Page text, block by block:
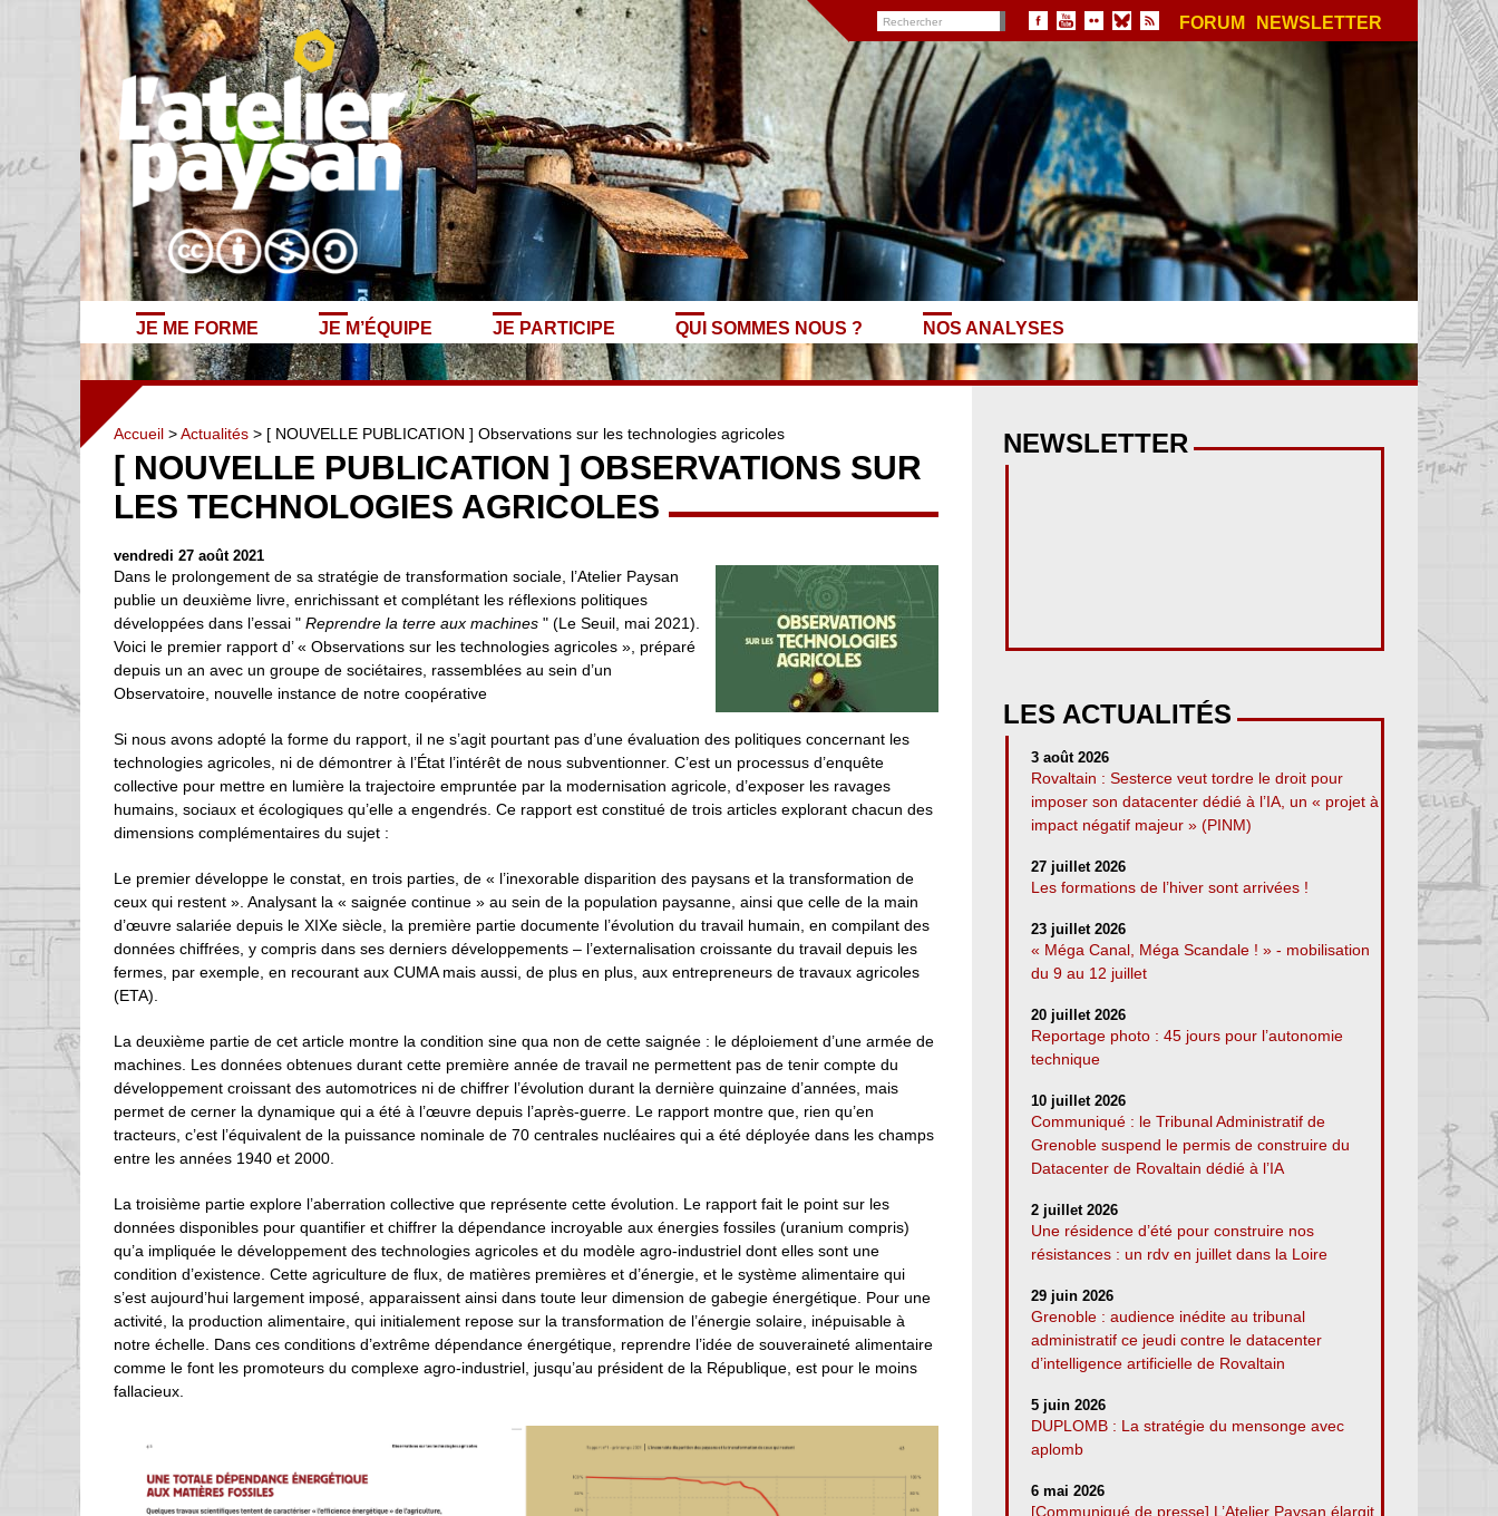
FORUM NEWSLETTER
JE ME FORME JE M’ÉQUIPE JE PARTICIPE QUI SOMMES NOUS ? NOS ANALYSES
Accueil >Actualités > [ NOUVELLE PUBLICATION ] Observations sur les technologies agricoles
[ NOUVELLE PUBLICATION ] OBSERVATIONS SUR
LES TECHNOLOGIES AGRICOLES
vendredi 27 août 2021
Dans le prolongement de sa stratégie de transformation sociale, l’Atelier Paysan
publie un deuxième livre, enrichissant et complétant les réflexions politiques
développées dans l’essai " Reprendre la terre aux machines " (Le Seuil, mai 2021).
Voici le premier rapport d’ « Observations sur les technologies agricoles », préparé
depuis un an avec un groupe de sociétaires, rassemblées au sein d’un
Observatoire, nouvelle instance de notre coopérative
Si nous avons adopté la forme du rapport, il ne s’agit pourtant pas d’une évaluation des politiques concernant les
technologies agricoles, ni de démontrer à l’État l’intérêt de nous subventionner. C’est un processus d’enquête
collective pour mettre en lumière la trajectoire empruntée par la modernisation agricole, d’exposer les ravages
humains, sociaux et écologiques qu’elle a engendrés. Ce rapport est constitué de trois articles explorant chacun des
dimensions complémentaires du sujet :
Le premier développe le constat, en trois parties, de « l’inexorable disparition des paysans et la transformation de
ceux qui restent ». Analysant la « saignée continue » au sein de la population paysanne, ainsi que celle de la main
d’œuvre salariée depuis le XIXe siècle, la première partie documente l’évolution du travail humain, en compilant des
données chiffrées, y compris dans ses derniers développements – l’externalisation croissante du travail depuis les
fermes, par exemple, en recourant aux CUMA mais aussi, de plus en plus, aux entrepreneurs de travaux agricoles
(ETA).
La deuxième partie de cet article montre la condition sine qua non de cette saignée : le déploiement d’une armée de
machines. Les données obtenues durant cette première année de travail ne permettent pas de tenir compte du
développement croissant des automotrices ni de chiffrer l’évolution durant la dernière quinzaine d’années, mais
permet de cerner la dynamique qui a été à l’œuvre depuis l’après-guerre. Le rapport montre que, rien qu’en
tracteurs, c’est l’équivalent de la puissance nominale de 70 centrales nucléaires qui a été déployée dans les champs
entre les années 1940 et 2000.
La troisième partie explore l’aberration collective que représente cette évolution. Le rapport fait le point sur les
données disponibles pour quantifier et chiffrer la dépendance incroyable aux énergies fossiles (uranium compris)
qu’a impliquée le développement des technologies agricoles et du modèle agro-industriel dont elles sont une
condition d’existence. Cette agriculture de flux, de matières premières et d’énergie, et le système alimentaire qui
s’est aujourd’hui largement imposé, apparaissent ainsi dans toute leur dimension de gabegie énergétique. Pour une
activité, la production alimentaire, qui initialement repose sur la transformation de l’énergie solaire, inépuisable à
notre échelle. Dans ces conditions d’extrême dépendance énergétique, reprendre l’idée de souveraineté alimentaire
comme le font les promoteurs du complexe agro-industriel, jusqu’au président de la République, est pour le moins
fallacieux.
NEWSLETTER
LES ACTUALITÉS
3 août 2026
Rovaltain : Sesterce veut tordre le droit pour
imposer son datacenter dédié à l’IA, un « projet à
impact négatif majeur » (PINM)
27 juillet 2026
Les formations de l’hiver sont arrivées !
23 juillet 2026
« Méga Canal, Méga Scandale ! » - mobilisation
du 9 au 12 juillet
20 juillet 2026
Reportage photo : 45 jours pour l’autonomie
technique
10 juillet 2026
Communiqué : le Tribunal Administratif de
Grenoble suspend le permis de construire du
Datacenter de Rovaltain dédié à l’IA
2 juillet 2026
Une résidence d’été pour construire nos
résistances : un rdv en juillet dans la Loire
29 juin 2026
Grenoble : audience inédite au tribunal
administratif ce jeudi contre le datacenter
d’intelligence artificielle de Rovaltain
5 juin 2026
DUPLOMB : La stratégie du mensonge avec
aplomb
6 mai 2026
[Communiqué de presse] L’Atelier Paysan élargit